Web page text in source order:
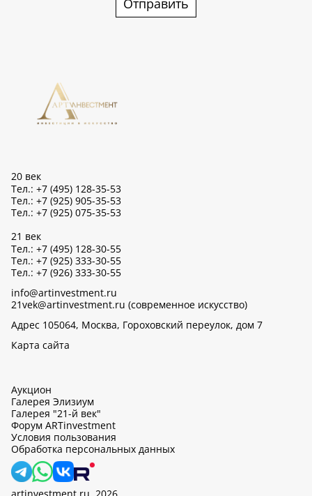
Отправить
20 век
Тел.: +7 (495) 128-35-53
Тел.: +7 (925) 905-35-53
Тел.: +7 (925) 075-35-53
21 век
Тел.: +7 (495) 128-30-55
Тел.: +7 (925) 333-30-55
Тел.: +7 (926) 333-30-55
info@artinvestment.ru
21vek@artinvestment.ru (современное искусство)
Адрес 105064, Москва, Гороховский переулок, дом 7
Карта сайта
Аукцион
Галерея Элизиум
Галерея "21-й век"
Форум ARTinvestment
Условия пользования
Обработка персональных данных